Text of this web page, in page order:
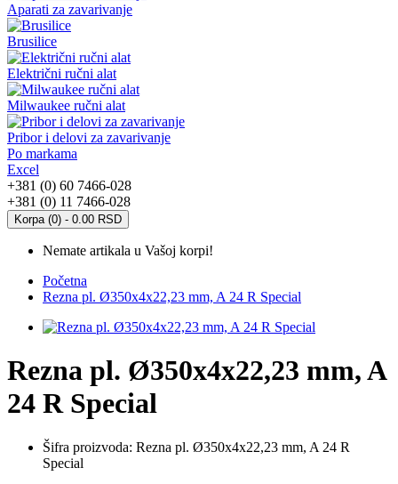
Aparati za zavarivanje
Brusilice
Električni ručni alat
Milwaukee ručni alat
Pribor i delovi za zavarivanje
Po markama
Excel
+381 (0) 60 7466-028
+381 (0) 11 7466-028
Korpa (0) - 0.00 RSD
Nemate artikala u Vašoj korpi!
Početna
Rezna pl. Ø350x4x22,23 mm, A 24 R Special
Rezna pl. Ø350x4x22,23 mm, A
24 R Special
Šifra proizvoda: Rezna pl. Ø350x4x22,23 mm, A 24 R
Special